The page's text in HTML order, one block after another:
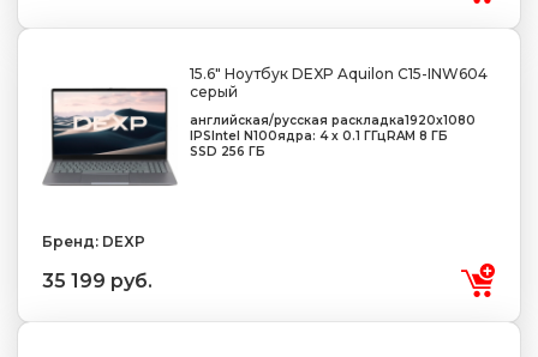
15.6" Ноутбук DEXP Aquilon C15-INW604
серый
английская/русская раскладка1920x1080
IPSIntel N100ядра: 4 х 0.1 ГГцRAM 8 ГБ
SSD 256 ГБ
Бренд: DEXP
35 199 руб.